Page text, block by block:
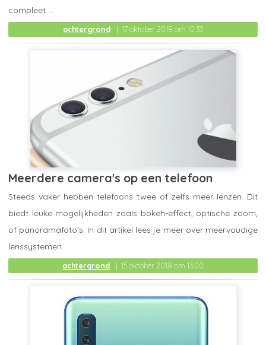
achtergrond 17 oktober 2018 om 10:33
compleet ...
Meerdere camera's op een telefoon
achtergrond 15 oktober 2018 om 13:00
Steeds vaker hebben telefoons twee of zelfs meer lenzen. Dit
biedt leuke mogelijkheden zoals bokeh-effect, optische zoom,
of panoramafoto's. In dit artikel lees je meer over meervoudige
lenssystemen.